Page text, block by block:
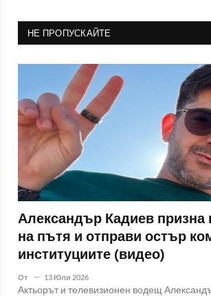
НЕ ПРОПУСКАЙТЕ
Александър Кадиев
на пътя и отправи остър
институциите (видео)
От 13 Юли 2026
Актьорът и телевизионен водещ